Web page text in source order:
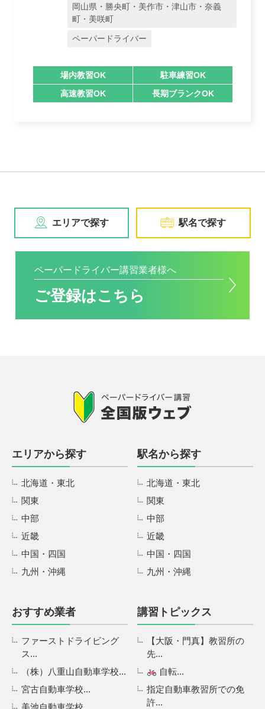
岡山県・勝央町・美作市・津山市・奈義
町・美咲町
ペーパードライバー
場内教習OK
駐車練習OK
高速教習OK
長期ブランクOK
エリアで探す 駅名で探す
ペーパードライバー講習業者様へ
ご登録はこちら
エリアから探す
北海道・東北
関東
中部
近畿
中国・四国
九州・沖縄
駅名から探す
北海道・東北
関東
中部
近畿
中国・四国
九州・沖縄
おすすめ業者
ファーストドライビング
ス...
（株）八重山自動車学校...
宮古自動車学校...
講習トピックス
【大阪・門真】教習所の
先...
自転...
指定自動車教習所での免
許...